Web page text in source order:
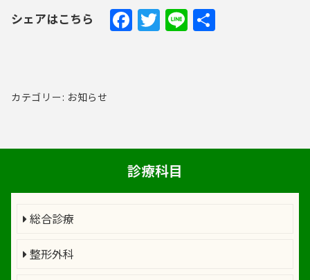
シェアはこちら Facebook
Twitter
Line
カテゴリー: お知らせ
診療科目
総合診療
整形外科